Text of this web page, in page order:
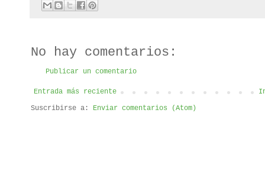
No hay comentarios:
Publicar un comentario
Entrada más reciente
Suscribirse a: Enviar comentarios (Atom)